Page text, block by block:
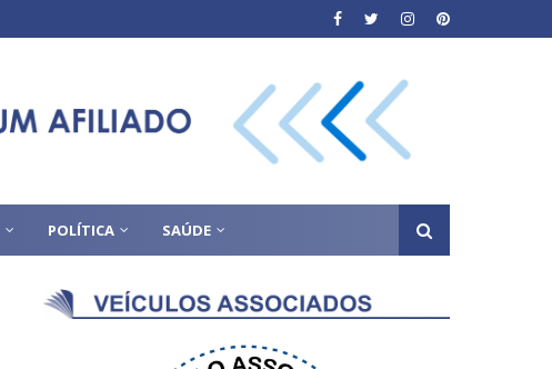
POLÍTICA SAÚDE